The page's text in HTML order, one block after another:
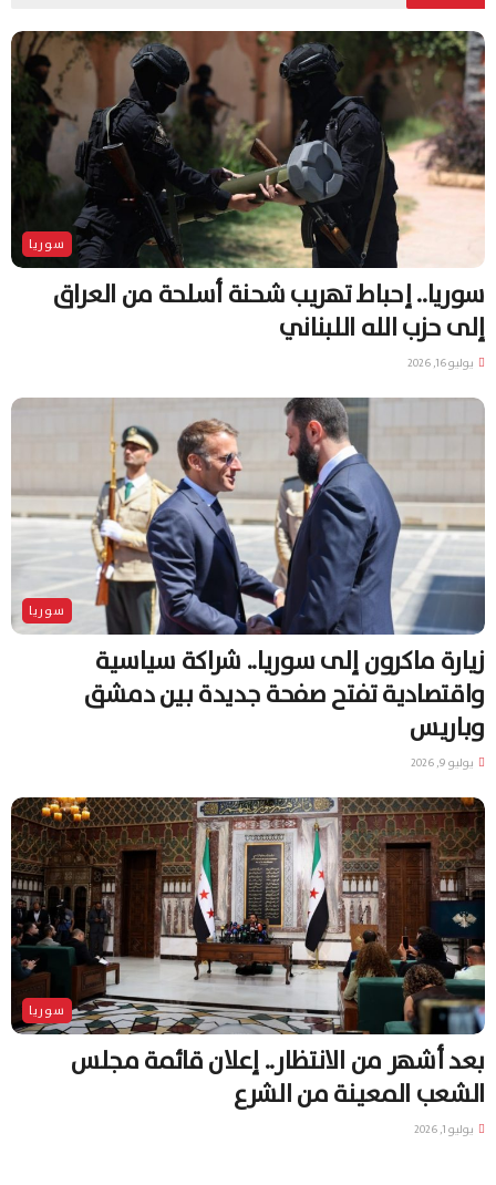
سوريا
سوريا.. إحباط تهريب شحنة أسلحة من العراق
إلى حزب الله اللبناني
يوليو 16, 2026
سوريا
زيارة ماكرون إلى سوريا.. شراكة سياسية
واقتصادية تفتح صفحة جديدة بين دمشق
وباريس
يوليو 9, 2026
سوريا
بعد أشهر من الانتظار.. إعلان قائمة مجلس
الشعب المعينة من الشرع
يوليو 1, 2026